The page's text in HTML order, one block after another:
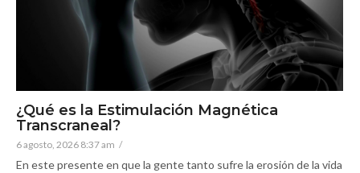
¿Qué es la Estimulación Magnética
Transcraneal?
6 agosto, 2026 8:37 am /
En este presente en que la gente tanto sufre la erosión de la vida